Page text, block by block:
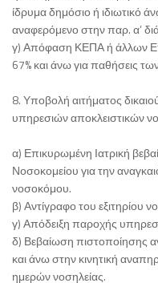
ίδρυμα δημόσιο ή ιδιωτικό
αναφερόμενο στην παρ. α’
γ) Απόφαση ΚΕΠΑ ή άλλων
67% και άνω για παθήσεις
8. Υποβολή αιτήματος
υπηρεσιών αποκλειστικών
α) Επικυρωμένη Ιατρική
Νοσοκομείου για την
νοσοκόμου.
β) Αντίγραφο του εξιτηρίου
γ) Απόδειξη παροχής
δ) Βεβαίωση πιστοποίησης
και άνω στην κινητική
ημερών νοσηλείας.